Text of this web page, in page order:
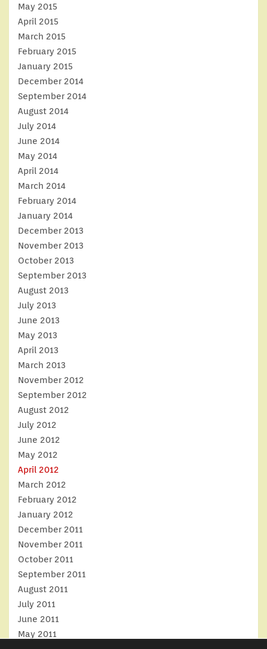
May 2015
April 2015
March 2015
February 2015
January 2015
December 2014
September 2014
August 2014
July 2014
June 2014
May 2014
April 2014
March 2014
February 2014
January 2014
December 2013
November 2013
October 2013
September 2013
August 2013
July 2013
June 2013
May 2013
April 2013
March 2013
November 2012
September 2012
August 2012
July 2012
June 2012
May 2012
April 2012
March 2012
February 2012
January 2012
December 2011
November 2011
October 2011
September 2011
August 2011
July 2011
June 2011
May 2011